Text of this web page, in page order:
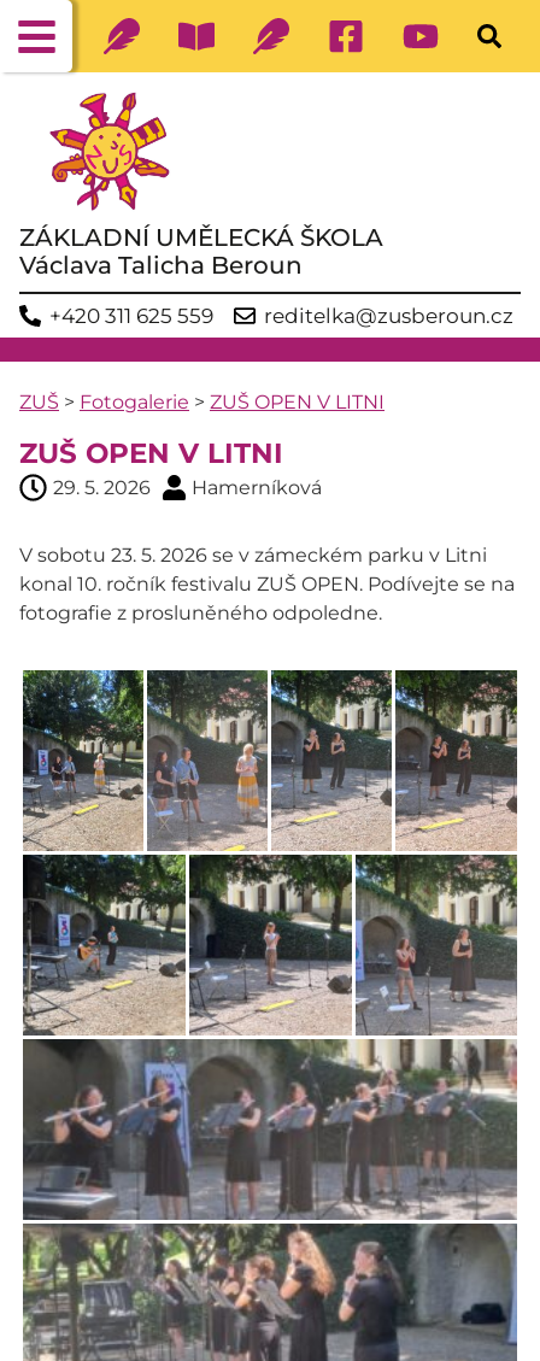
ZÁKLADNÍ UMĚLECKÁ ŠKOLA
Václava Talicha Beroun
+420 311 625 559 reditelka@zusberoun.cz
ZUŠ > Fotogalerie > ZUŠ OPEN V LITNI
ZUŠ OPEN V LITNI
29. 5. 2026 Hamerníková
V sobotu 23. 5. 2026 se v zámeckém parku v Litni
konal 10. ročník festivalu ZUŠ OPEN. Podívejte se na
fotografie z prosluněného odpoledne.